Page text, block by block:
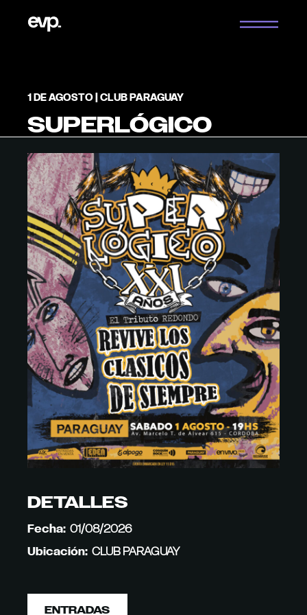
contenido
1 DE AGOSTO | CLUB PARAGUAY
SUPERLÓGICO
DETALLES
Fecha: 01/08/2026
Ubicación: CLUB PARAGUAY
ENTRADAS